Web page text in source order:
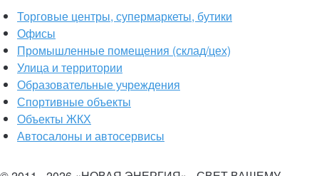
Торговые центры, супермаркеты, бутики
Офисы
Промышленные помещения (склад/цех)
Улица и территории
Образовательные учреждения
Спортивные объекты
Объекты ЖКХ
Автосалоны и автосервисы